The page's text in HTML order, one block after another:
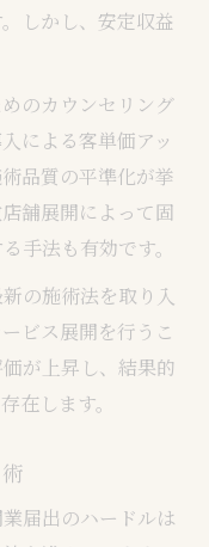
しかし、安定収益
のカウンセリング
による客単価アッ
品質の平準化が挙
舗展開によって固
手法も有効です。
の施術法を取り入
ビス展開を行うこ
が上昇し、結果的
在します。
届出のハードルは